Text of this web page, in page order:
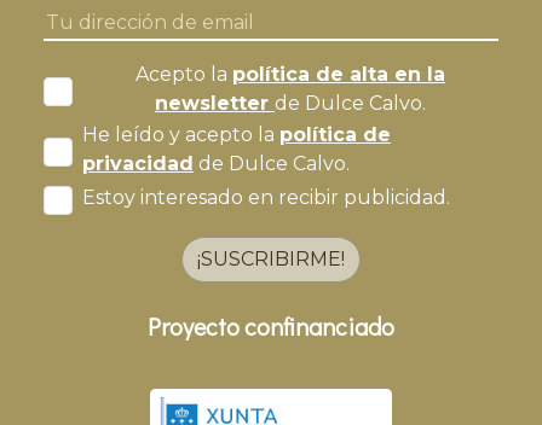
Acepto la política de alta en la
newsletter de Dulce Calvo.
He leído y acepto la política de
privacidad de Dulce Calvo.
Estoy interesado en recibir publicidad.
¡SUSCRIBIRME!
Proyecto confinanciado